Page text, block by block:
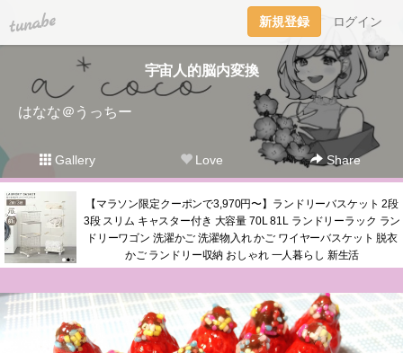
tuna.be 新規登録 ログイン
宇宙人的脳内変換
はなな＠うっちー
Gallery Love Share
【マラソン限定クーポンで3,970円〜】ランドリーバスケット 2段
3段 スリム キャスター付き 大容量 70L 81L ランドリーラック ラン
ドリーワゴン 洗濯かご 洗濯物入れ かご ワイヤーバスケット 脱衣
かご ランドリー収納 おしゃれ 一人暮らし 新生活